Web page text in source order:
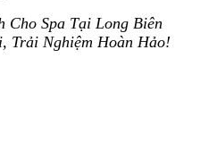
Cho Spa Tại Long Biên
Trải Nghiệm Hoàn Hảo!